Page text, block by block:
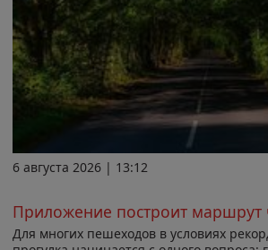
6 августа 2026 | 13:12
Приложение построит маршрут
Для многих пешеходов в условиях